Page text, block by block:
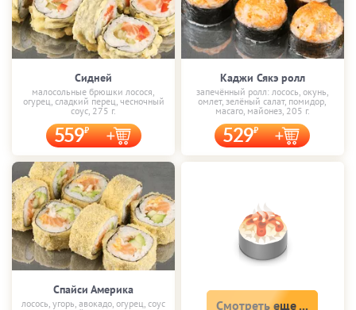
Сидней
малосольные брюшки лосося,
огурец, сладкий перец, чесночный
соус, 275 г.
559
Каджи Сякэ ролл
запечённый ролл: лосось, окунь,
омлет, зелёный салат, помидор,
масаго, майонез, 205 г.
529
Спайси Америка
лосось, угорь, авокадо, огурец, соус
Смотреть еще ...